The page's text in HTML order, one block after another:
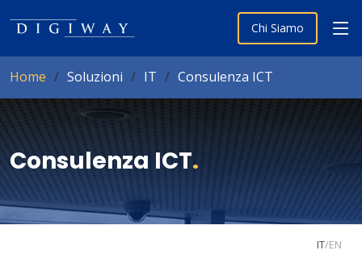
Chi Siamo
Home Soluzioni IT Consulenza ICT
Consulenza ICT.
IT/EN